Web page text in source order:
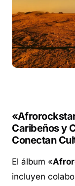
Caribeños y
Conectan
El álbum «
incluyen